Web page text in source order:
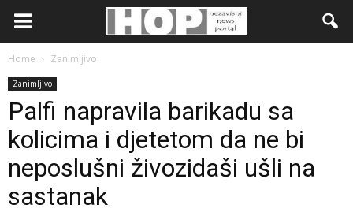
Home Zanimljivo
Zanimljivo
Palfi napravila barikadu sa
kolicima i djetetom da ne bi
neposlušni živozidaši ušli na
sastanak